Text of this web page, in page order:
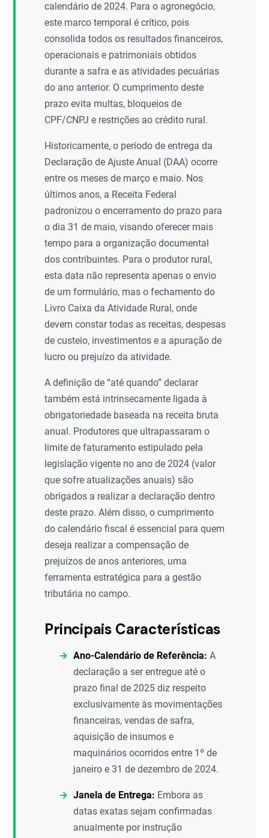
calendário de 2024. Para o agronegócio,
este marco temporal é crítico, pois
consolida todos os resultados financeiros,
operacionais e patrimoniais obtidos
durante a safra e as atividades pecuárias
do ano anterior. O cumprimento deste
prazo evita multas, bloqueios de
CPF/CNPJ e restrições ao crédito rural.
Historicamente, o período de entrega da
Declaração de Ajuste Anual (DAA) ocorre
entre os meses de março e maio. Nos
últimos anos, a Receita Federal
padronizou o encerramento do prazo para
o dia 31 de maio, visando oferecer mais
tempo para a organização documental
dos contribuintes. Para o produtor rural,
esta data não representa apenas o envio
de um formulário, mas o fechamento do
Livro Caixa da Atividade Rural, onde
devem constar todas as receitas, despesas
de custeio, investimentos e a apuração de
lucro ou prejuízo da atividade.
A definição de “até quando” declarar
também está intrinsecamente ligada à
obrigatoriedade baseada na receita bruta
anual. Produtores que ultrapassaram o
limite de faturamento estipulado pela
legislação vigente no ano de 2024 (valor
que sofre atualizações anuais) são
obrigados a realizar a declaração dentro
deste prazo. Além disso, o cumprimento
do calendário fiscal é essencial para quem
deseja realizar a compensação de
prejuízos de anos anteriores, uma
ferramenta estratégica para a gestão
tributária no campo.
Principais Características
Ano-Calendário de Referência: A
declaração a ser entregue até o
prazo final de 2025 diz respeito
exclusivamente às movimentações
financeiras, vendas de safra,
aquisição de insumos e
maquinários ocorridos entre 1º de
janeiro e 31 de dezembro de 2024.
Janela de Entrega: Embora as
datas exatas sejam confirmadas
anualmente por instrução